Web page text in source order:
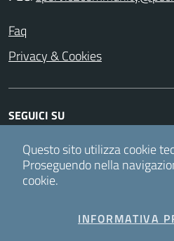
Faq
Privacy & Cookies
SEGUICI SU
FacebookTwitterInstagramYoutube
Questo sito utilizza cookie
Proseguendo nella
cookie.
INFORMATIVA